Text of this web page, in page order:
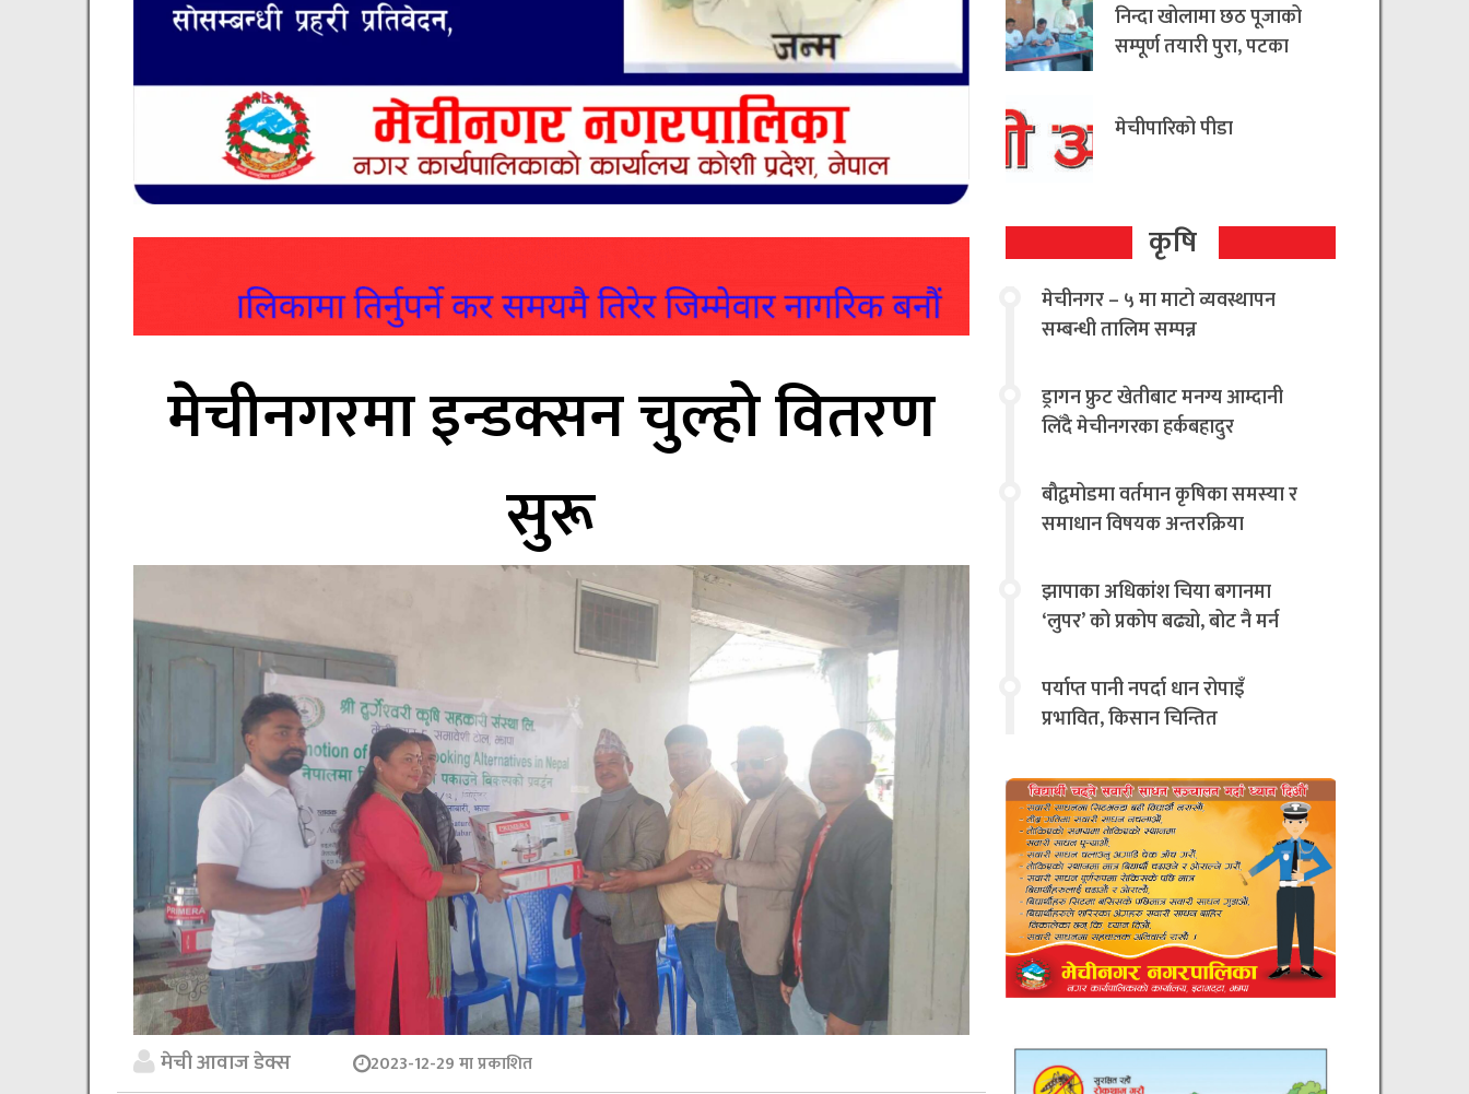
मेचीनगरमा इन्डक्सन चुल्हो वितरण
सुरू
मेची आवाज डेक्स 2023-12-29 मा प्रकाशित
निन्दा खोलामा छठ पूजाको
सम्पूर्ण तयारी पुरा, पटका
मेचीपारिको पीडा
कृषि
मेचीनगर – ५ मा माटो व्यवस्थापन
सम्बन्धी तालिम सम्पन्न
ड्रागन फ्रुट खेतीबाट मनग्य आम्दानी
लिँदै मेचीनगरका हर्कबहादुर
बौद्वमोडमा वर्तमान कृषिका समस्या र
समाधान विषयक अन्तरक्रिया
झापाका अधिकांश चिया बगानमा
‘लुपर’ को प्रकोप बढ्यो, बोट नै मर्न
चिन्तित
पर्याप्त पानी नपर्दा धान रोपाइँ
प्रभावित, किसान चिन्तित